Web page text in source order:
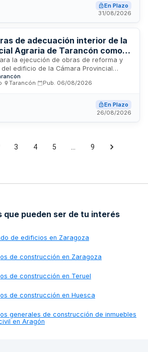
de los trabajos y el cumplimiento de
establecidos en la
En Plazo
31/08/2026
de adecuación interior de la
Agraria de Tarancón como
la ejecución de obras de reforma y
edificio de la Cámara Provincial
Cuenca, destinadas a su
expositivo. Las obras se
incluyendo trabajos de
inmueble. La actuación se financia
Tarancón Pub. 06/08/2026
En Plazo
26/08/2026
3 4 5 9
pueden ser de tu interés
de edificios en Zaragoza
de construcción en Zaragoza
de construcción en Teruel
de construcción en Huesca
generales de construcción de inmuebles
en Aragón